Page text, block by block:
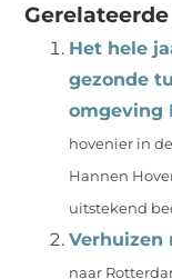
Het hele
gezonde
omgeving
hovenier in
Hannen
uitstekend
Verhuizen
naar